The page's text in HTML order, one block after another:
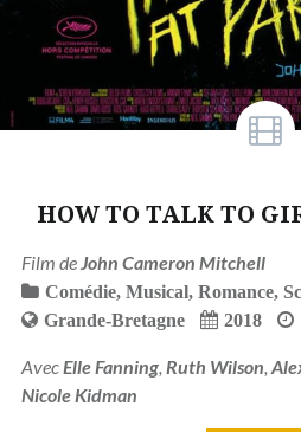
HOW TO TALK TO
Film de John Cameron Mitchell
Comédie, Musical, Romance,
Grande-Bretagne
2018
Avec Elle Fanning, Ruth Wilson
Nicole Kidman